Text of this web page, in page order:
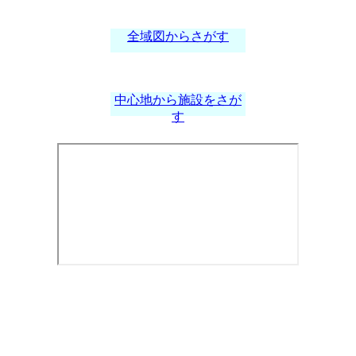
全域図からさがす
中心地から施設をさが
す